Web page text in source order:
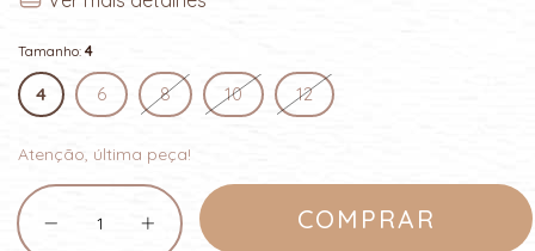
Tamanho: 4
4 6 8 10 12
Atenção, última peça!